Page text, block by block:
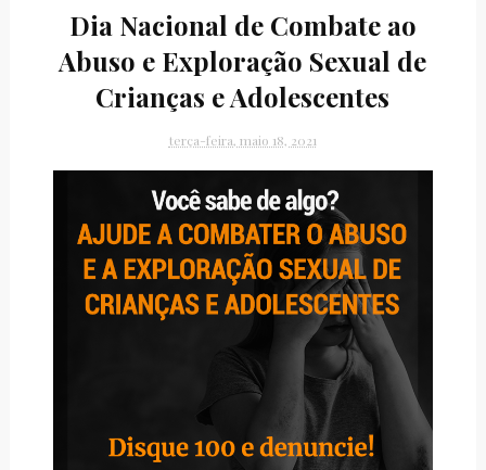
Dia Nacional de Combate ao
Abuso e Exploração Sexual de
Crianças e Adolescentes
terça-feira, maio 18, 2021